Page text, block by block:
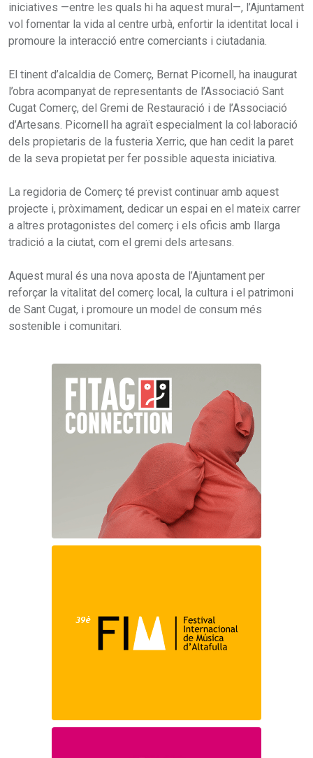
iniciatives —entre les quals hi ha aquest mural—, l’Ajuntament
vol fomentar la vida al centre urbà, enfortir la identitat local i
promoure la interacció entre comerciants i ciutadania.
El tinent d’alcaldia de Comerç, Bernat Picornell, ha inaugurat
l’obra acompanyat de representants de l’Associació Sant
Cugat Comerç, del Gremi de Restauració i de l’Associació
d’Artesans. Picornell ha agraït especialment la col·laboració
dels propietaris de la fusteria Xerric, que han cedit la paret
de la seva propietat per fer possible aquesta iniciativa.
La regidoria de Comerç té previst continuar amb aquest
projecte i, pròximament, dedicar un espai en el mateix carrer
a altres protagonistes del comerç i els oficis amb llarga
tradició a la ciutat, com el gremi dels artesans.
Aquest mural és una nova aposta de l’Ajuntament per
reforçar la vitalitat del comerç local, la cultura i el patrimoni
de Sant Cugat, i promoure un model de consum més
sostenible i comunitari.